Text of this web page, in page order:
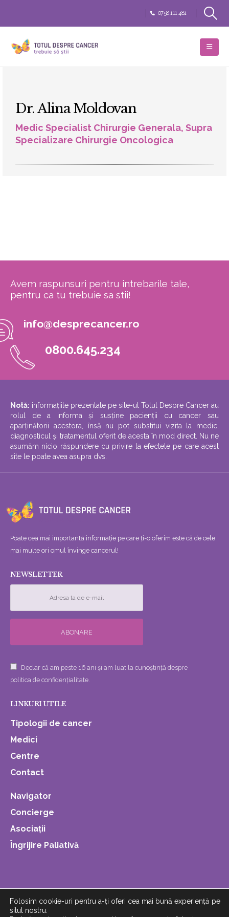
0758.111.481
Dr. Alina Moldovan
Medic Specialist Chirurgie Generala, Supra
Specializare Chirurgie Oncologica
Avem raspunsuri pentru intrebarile tale,
pentru ca tu trebuie sa stii!
info@desprecancer.ro
0800.645.234
Notă: informațiile prezentate pe site-ul Totul Despre Cancer au
rolul de a informa și susține pacienții cu cancer sau
aparținătorii acestora, însă nu pot substitui vizita la medic,
diagnosticul și tratamentul oferit de acesta în mod direct. Nu ne
asumăm nicio răspundere cu privire la efectele pe care acest
site le poate avea asupra dvs.
Poate cea mai importantă informație pe care ți-o oferim este că de cele
mai multe ori omul învinge cancerul!
NEWSLETTER
Declar că am peste 16 ani și am luat la cunoștință despre
politica de confidențialitate.
LINKURI UTILE
Tipologii de cancer
Medici
Centre
Contact
Navigator
Concierge
Asociații
Îngrijire Paliativă
© Copyright 2019. All Rights Reserved. Powered by
Folosim cookie-uri pentru a-ți oferi cea mai bună experiență pe
situl nostru.